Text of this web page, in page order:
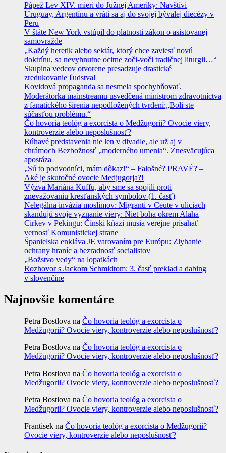
Pápež Lev XIV. mieri do Južnej Ameriky: Navštívi
Uruguay, Argentínu a vráti sa aj do svojej bývalej diecézy v
Peru
V štáte New York vstúpil do platnosti zákon o asistovanej
samovražde
„Každý heretik alebo sektár, ktorý chce zaviesť novú
doktrínu, sa nevyhnutne ocitne zoči-voči tradičnej liturgii…“
Skupina vedcov otvorene presadzuje drastické
zredukovanie ľudstva!
Kovidová propaganda sa nesmela spochybňovať.
Moderátorka mainstreamu usvedčená ministrom zdravotníctva
z fanatického šírenia nepodložených tvrdení:„Boli ste
súčasťou problému.“
Čo hovoria teológ a exorcista o Medžugorii? Ovocie viery,
kontroverzie alebo neposlušnosť?
Rúhavé predstavenia nie len v divadle, ale už aj v
chrámoch Bezbožnosť „moderného umenia“. Znesväcujúca
apostáza
„Sú to podvodníci, mám dôkaz!“ – Falošné? PRAVÉ? –
Aké je skutočné ovocie Medjugorja?!
Výzva Mariána Kuffu, aby sme sa spojili proti
znevažovaniu kresťanských symbolov (1. časť)
Nelegálna invázia moslimov: Migranti v Ceute v uliciach
skandujú svoje vyznanie viery: Niet boha okrem Alaha
Cirkev v Pekingu: Čínski kňazi musia verejne prisahať
vernosť Komunistickej strane
Španielska enkláva JE varovaním pre Európu: Zlyhanie
ochrany hraníc a bezradnosť socialistov
„Božstvo vedy“ na lopatkách
Rozhovor s Jackom Schmidtom: 3. časť preklad a dabing
v slovenčine
Najnovšie komentáre
Petra Bostlova na Čo hovoria teológ a exorcista o
Medžugorii? Ovocie viery, kontroverzie alebo neposlušnosť?
Petra Bostlova na Čo hovoria teológ a exorcista o
Medžugorii? Ovocie viery, kontroverzie alebo neposlušnosť?
Petra Bostlova na Čo hovoria teológ a exorcista o
Medžugorii? Ovocie viery, kontroverzie alebo neposlušnosť?
Petra Bostlova na Čo hovoria teológ a exorcista o
Medžugorii? Ovocie viery, kontroverzie alebo neposlušnosť?
Frantisek na Čo hovoria teológ a exorcista o Medžugorii?
Ovocie viery, kontroverzie alebo neposlušnosť?